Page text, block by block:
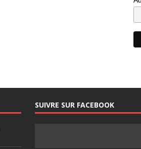
SUIVRE SUR FACEBOOK